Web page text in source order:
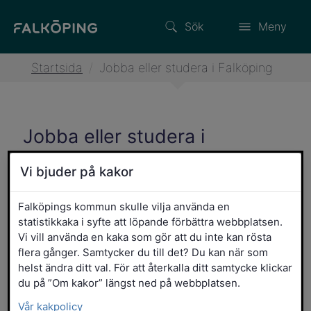
Sök Meny
Startsida Jobba eller studera i Falköping
Jobba eller studera i
Falköping
I Falköping utbildar vi morgondagens
guldsmeder och framtidens
volleybollstjärnor. Snabbfotade småföretag
möter globala storspelare i ett näringsliv
som rymmer både tradition och innovation.
Falköping ligger strategiskt till med snabba
Vi bjuder på kakor
Falköpings kommun skulle vilja använda en
statistikkaka i syfte att löpande förbättra webbplatsen.
Vi vill använda en kaka som gör att du inte kan rösta
flera gånger. Samtycker du till det? Du kan när som
helst ändra ditt val. För att återkalla ditt samtycke klickar
du på ”Om kakor” längst ned på webbplatsen.
Vår kakpolicy